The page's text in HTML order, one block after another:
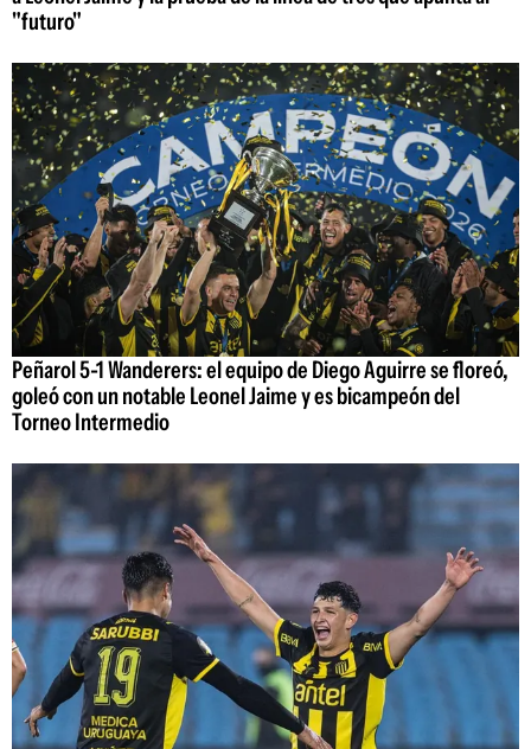
"futuro"
Peñarol 5-1 Wanderers: el equipo de Diego Aguirre se floreó,
goleó con un notable Leonel Jaime y es bicampeón del
Torneo Intermedio